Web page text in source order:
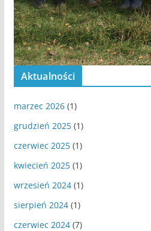
Aktualności
marzec 2026(1)
grudzień 2025(1)
czerwiec 2025(1)
kwiecień 2025(1)
wrzesień 2024(1)
sierpień 2024(1)
czerwiec 2024(7)